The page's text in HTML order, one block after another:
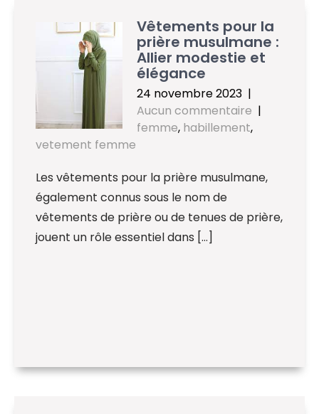
Vêtements pour la
prière musulmane :
Allier modestie et
élégance
24 novembre 2023 |
Aucun commentaire |
femme, habillement,
vetement femme
Les vêtements pour la prière musulmane,
également connus sous le nom de
vêtements de prière ou de tenues de prière,
jouent un rôle essentiel dans […]